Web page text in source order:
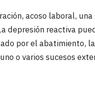
acoso laboral,
depresión reactiva
por el abatimiento,
o varios sucesos